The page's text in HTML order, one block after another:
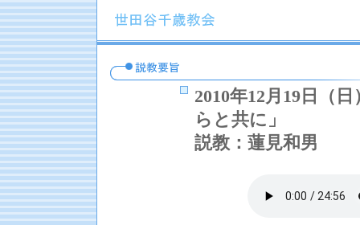
2010年12月19日（
らと共に」
説教：蓮見和男